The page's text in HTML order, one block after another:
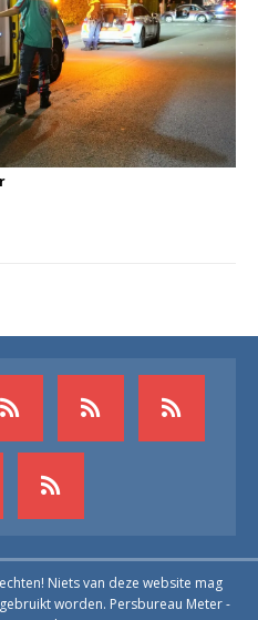
Niets van deze website mag
worden. Persbureau Meter -